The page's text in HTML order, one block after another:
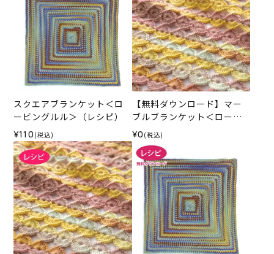
スクエアブランケット＜ロ
ービングルル＞（レシピ）
¥110 (税込)
【無料ダウンロード】マー
ブルブランケット＜ロービ
ングルル＞（レシピ）
¥0 (税込)